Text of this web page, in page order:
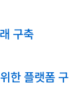
구축
한 플랫폼 구